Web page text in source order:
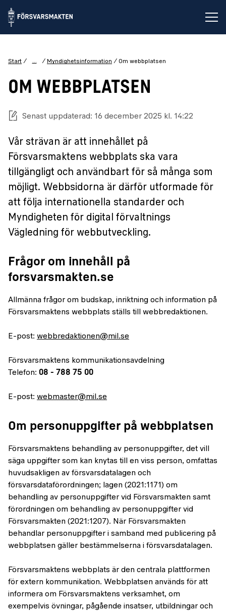
Start ... Myndighetsinformation Om webbplatsen
OM WEBBPLATSEN
Senast uppdaterad: 16 december 2025 kl. 14:22
Vår strävan är att innehållet på
Försvarsmaktens webbplats ska vara
tillgängligt och användbart för så många som
möjligt. Webbsidorna är därför utformade för
att följa internationella standarder och
Myndigheten för digital förvaltnings
Vägledning för webbutveckling.
Frågor om innehåll på
forsvarsmakten.se
Allmänna frågor om budskap, inriktning och information på
Försvarsmaktens webbplats ställs till webbredaktionen.
E-post: webbredaktionen@mil.se
Försvarsmaktens kommunikationsavdelning
Telefon: 08 - 788 75 00
E-post: webmaster@mil.se
Om personuppgifter på webbplatsen
Försvarsmaktens behandling av personuppgifter, det vill
säga uppgifter som kan knytas till en viss person, omfattas
huvudsakligen av försvarsdatalagen och
försvarsdataförordningen; lagen (2021:1171) om
behandling av personuppgifter vid Försvarsmakten samt
förordningen om behandling av personuppgifter vid
Försvarsmakten (2021:1207). När Försvarsmakten
behandlar personuppgifter i samband med publicering på
webbplatsen gäller bestämmelserna i försvarsdatalagen.
Försvarsmaktens webbplats är den centrala plattformen
för extern kommunikation. Webbplatsen används för att
informera om Försvarsmaktens verksamhet, om
exempelvis övningar, pågående insatser, utbildningar och